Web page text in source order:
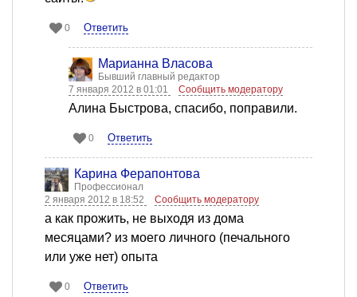
0 Ответить
Марианна Власова
Бывший главный редактор
7 января 2012 в 01:01
Сообщить модератору
Алина Быстрова, спасибо, поправили.
0 Ответить
Карина Ферапонтова
Профессионал
2 января 2012 в 18:52
Сообщить модератору
а как прожить, не выходя из дома
месяцами? из моего личного (печального
или уже нет) опыта
0 Ответить